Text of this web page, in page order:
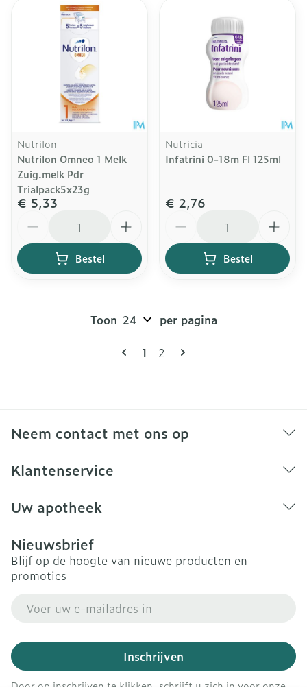
Nutrilon
Nutrilon Omneo 1 Melk
Zuig.melk Pdr
Trialpack5x23g
€ 5,33
Bestel
Nutricia
Infatrini 0-18m Fl 125ml
€ 2,76
Bestel
Pagina's
U lees momenteel pagina
1 Pagina
2
Toon per pagina
Neem contact met ons op
Klantenservice
Uw apotheek
Nieuwsbrief
Blijf op de hoogte van nieuwe producten en
promoties
Inschrijven